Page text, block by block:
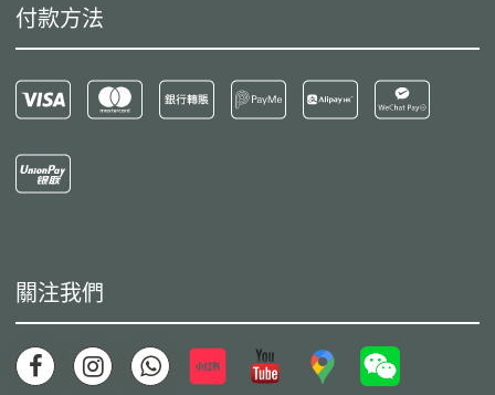
付款方法
關注我們